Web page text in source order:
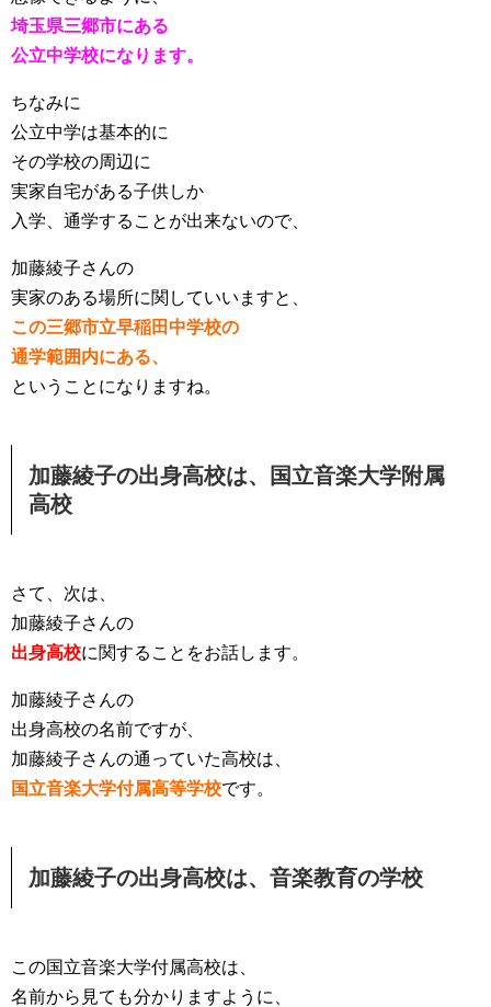
埼玉県三郷市にある
公立中学校になります。
ちなみに
公立中学は基本的に
その学校の周辺に
実家自宅がある子供しか
入学、通学することが出来ないので、
加藤綾子さんの
実家のある場所に関していいますと、
この三郷市立早稲田中学校の
通学範囲内にある、
ということになりますね。
加藤綾子の出身高校は、国立音楽大学附属
高校
さて、次は、
加藤綾子さんの
出身高校に関することをお話します。
加藤綾子さんの
出身高校の名前ですが、
加藤綾子さんの通っていた高校は、
国立音楽大学付属高等学校です。
加藤綾子の出身高校は、音楽教育の学校
この国立音楽大学付属高校は、
名前から見ても分かりますように、